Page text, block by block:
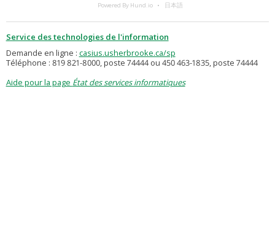
Powered By Hund.io 日本語
Service des technologies de l'information
Demande en ligne : casius.usherbrooke.ca/sp
Téléphone : 819 821-8000, poste 74444 ou 450 463-1835, poste 74444
Aide pour la page État des services informatiques